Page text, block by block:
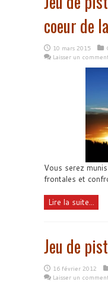
coeur de
10 mars 2015
Laisser un
Vous serez
frontales et
Lire la suite...
Jeu de
16 février 2012
Laisser un